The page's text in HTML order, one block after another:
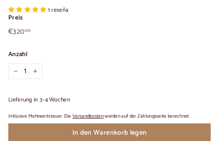
1 reseña
Preis
Üblicher
Preis
€32000€320,00
Anzahl
+
Lieferung in 3-4 Wochen
Inklusive Mehrwertsteuer. DieVersandkostenwerden auf der Zahlungsseite berechnet.
In den Warenkorb legen